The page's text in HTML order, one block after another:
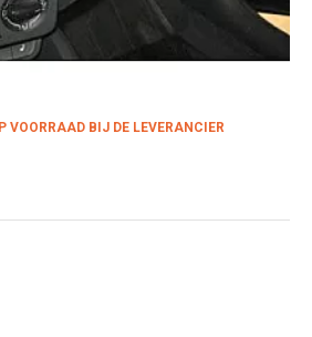
VOORRAAD BIJ DE LEVERANCIER